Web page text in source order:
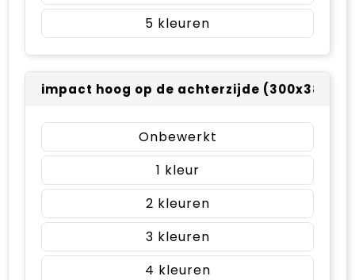
5
impact hoog op de achterzijde
Onbewerkt
1
2
3
4